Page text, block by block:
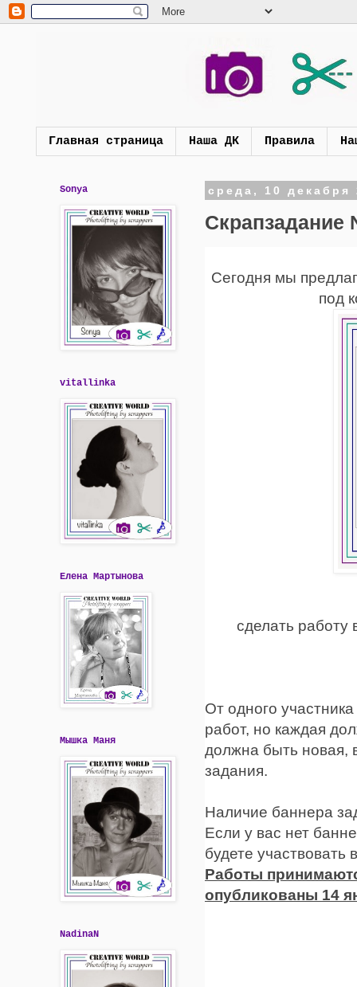
Главная страница Наша ДК Правила
среда, 10 декабря
Сегодня мы
под
сделать работу
От одного
работ, но каждая
должна быть новая,
задания.
Наличие баннера
Если у вас нет
будете
Работы
опубликованы 14
Sonya
vitallinka
Елена Мартынова
Мышка Маня
NadinaN